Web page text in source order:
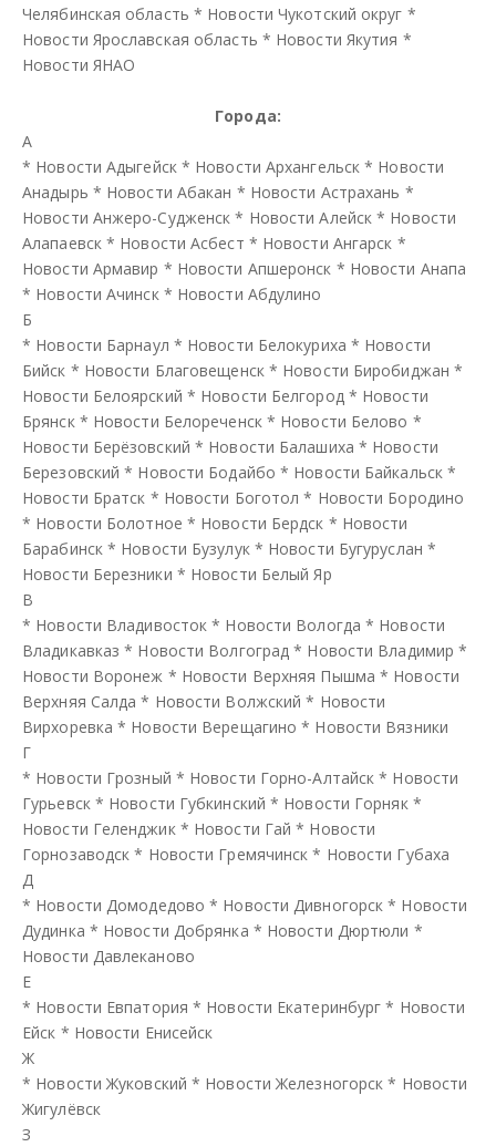
Челябинская область * Новости Чукотский округ *
Новости Ярославская область * Новости Якутия *
Новости ЯНАО
Города:
А
* Новости Адыгейск * Новости Архангельск * Новости
Анадырь * Новости Абакан * Новости Астрахань *
Новости Анжеро-Судженск * Новости Алейск * Новости
Алапаевск * Новости Асбест * Новости Ангарск *
Новости Армавир * Новости Апшеронск * Новости Анапа
* Новости Ачинск * Новости Абдулино
Б
* Новости Барнаул * Новости Белокуриха * Новости
Бийск * Новости Благовещенск * Новости Биробиджан *
Новости Белоярский * Новости Белгород * Новости
Брянск * Новости Белореченск * Новости Белово *
Новости Берёзовский * Новости Балашиха * Новости
Березовский * Новости Бодайбо * Новости Байкальск *
Новости Братск * Новости Боготол * Новости Бородино
* Новости Болотное * Новости Бердск * Новости
Барабинск * Новости Бузулук * Новости Бугуруслан *
Новости Березники * Новости Белый Яр
В
* Новости Владивосток * Новости Вологда * Новости
Владикавказ * Новости Волгоград * Новости Владимир *
Новости Воронеж * Новости Верхняя Пышма * Новости
Верхняя Салда * Новости Волжский * Новости
Вирхоревка * Новости Верещагино * Новости Вязники
Г
* Новости Грозный * Новости Горно-Алтайск * Новости
Гурьевск * Новости Губкинский * Новости Горняк *
Новости Геленджик * Новости Гай * Новости
Горнозаводск * Новости Гремячинск * Новости Губаха
Д
* Новости Домодедово * Новости Дивногорск * Новости
Дудинка * Новости Добрянка * Новости Дюртюли *
Новости Давлеканово
Е
* Новости Евпатория * Новости Екатеринбург * Новости
Ейск * Новости Енисейск
Ж
* Новости Жуковский * Новости Железногорск * Новости
Жигулёвск
З